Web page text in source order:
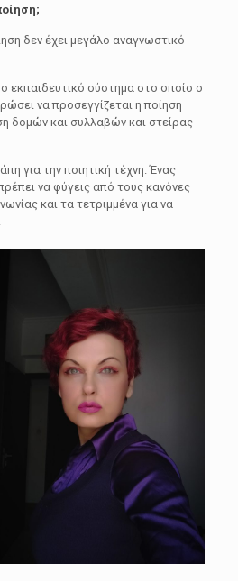
δεν έχει μεγάλο αναγνωστικό
εκπαιδευτικό σύστημα στο οποίο ο
να προσεγγίζεται η ποίηση
δομών και συλλαβών και στείρας
για την ποιητική τέχνη. Ένας
να φύγεις από τους κανόνες
και τα τετριμμένα για να